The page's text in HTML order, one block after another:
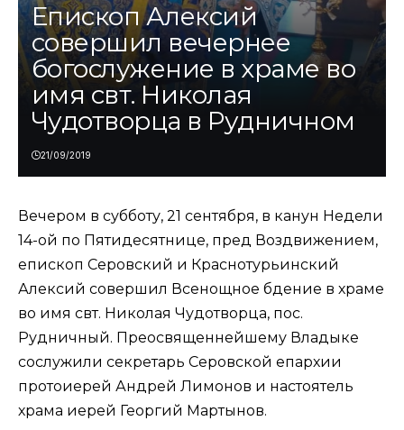
Епископ Алексий
совершил вечернее
богослужение в храме во
имя свт. Николая
Чудотворца в Рудничном
21/09/2019
Вечером в субботу, 21 сентября, в канун Недели
14-ой по Пятидесятнице, пред Воздвижением,
епископ Серовский и Краснотурьинский
Алексий совершил Всенощное бдение в храме
во имя свт. Николая Чудотворца, пос.
Рудничный. Преосвященнейшему Владыке
сослужили секретарь Серовской епархии
протоиерей Андрей Лимонов и настоятель
храма иерей Георгий Мартынов.